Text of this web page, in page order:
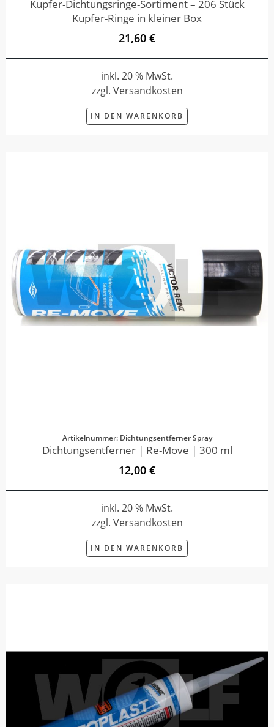
Kupfer-Dichtungsringe-Sortiment – 206 Stück
Kupfer-Ringe in kleiner Box
21,60 €
inkl. 20 % MwSt.
zzgl. Versandkosten
IN DEN WARENKORB
Artikelnummer: Dichtungsentferner Spray
Dichtungsentferner | Re-Move | 300 ml
12,00 €
inkl. 20 % MwSt.
zzgl. Versandkosten
IN DEN WARENKORB